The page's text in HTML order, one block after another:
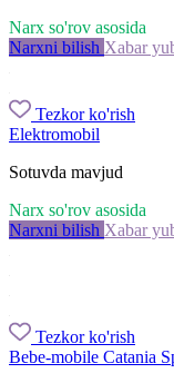
Narx so'rov asosida
Narxni bilish Xabar
Tezkor ko'rish
Elektromobil
Sotuvda mavjud
Narx so'rov asosida
Narxni bilish Xabar
Tezkor ko'rish
Bebe-mobile Catania